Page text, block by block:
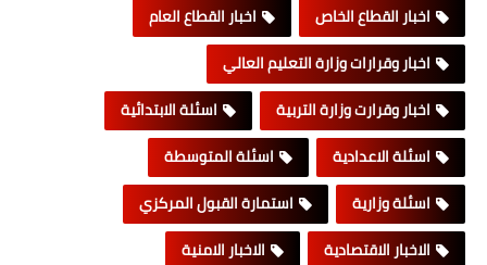
اخبار القطاع الخاص
اخبار القطاع العام
اخبار وقرارات وزارة التعليم العالي
اخبار وقرارت وزارة التربية
اسئلة الابتدائية
اسئلة الاعدادية
اسئلة المتوسطة
اسئلة وزارية
استمارة القبول المركزي
الاخبار الاقتصادية
الاخبار الامنية